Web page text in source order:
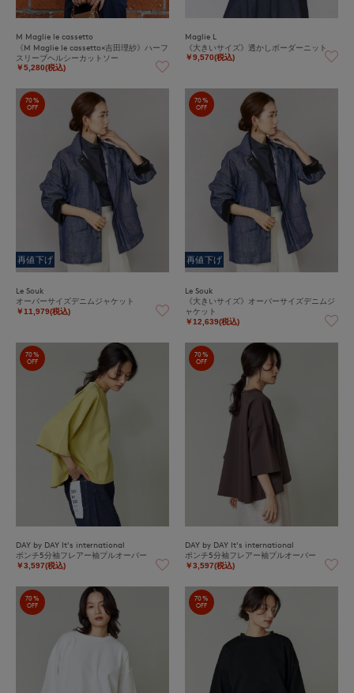
M Maglie le cassetto
《M Maglie le cassetto×吉田理紗》ハーフ
スリーブヘルシーカットソー
￥5,280(税込)
Maglie L
《大きいサイズ》透かしボーダーニット
￥9,570(税込)
70%
OFF
再値下げ
Le Souk
オーバーサイズデニムジャケット
￥11,979(税込)
70%
OFF
再値下げ
Le Souk
《大きいサイズ》オーバーサイズデニムジ
ャケット
￥12,639(税込)
70%
OFF
DAY by DAY It's international
ポンチ5分袖フレアー袖プルオーバー
￥3,597(税込)
70%
OFF
DAY by DAY It's international
ポンチ5分袖フレアー袖プルオーバー
￥3,597(税込)
70%
OFF
70%
OFF